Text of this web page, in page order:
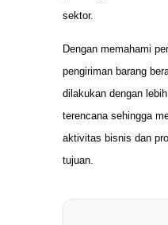
sektor.
Dengan memahami
pengiriman barang
dilakukan dengan
terencana sehingga
aktivitas bisnis dan
tujuan.